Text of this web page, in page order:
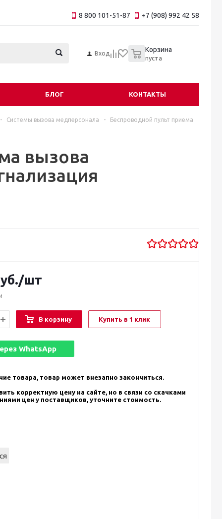
8 800 101-51-87 +7 (908) 992 42 58
Вход Корзина
пуста
БЛОГ КОНТАКТЫ
- Системы вызова медперсонала - Беспроводной пульт приема
вызова
/шт
В корзину Купить в 1 клик
WhatsApp
товара, товар может внезапно закончиться.
корректную цену на сайте, но в связи со скачками
цен у поставщиков, уточните стоимость.